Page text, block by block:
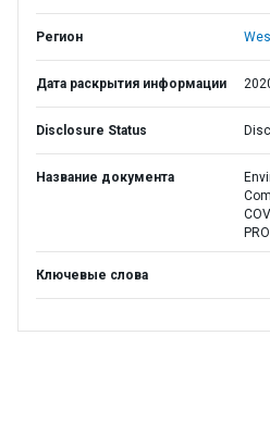
Регион
Дата раскрытия информации
Disclosure Status
Название документа
Ключевые слова